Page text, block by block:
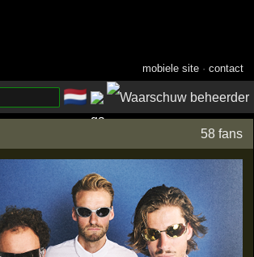
mobiele site ·contact
🇳🇱
58 fans